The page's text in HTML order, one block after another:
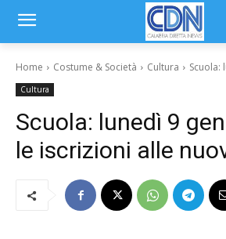
Home Costume & Società Cultura Scuola:
Cultura
Scuola: lunedì 9
le iscrizioni alle